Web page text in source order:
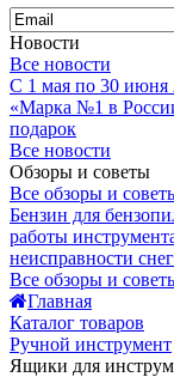
Новости
Все новости
С 1 мая по 30 июня
«Марка №1 в
подарок
Все новости
Обзоры и советы
Все обзоры и
Бензин для
работы
неисправности
Все обзоры и
Главная
Каталог товаров
Ручной инструмент
Ящики для